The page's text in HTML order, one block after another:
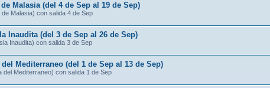
Malasia (del 4 de Sep al 19 de Sep)
Malasia) con salida 4 de Sep
Inaudita (del 3 de Sep al 26 de Sep)
Inaudita) con salida 3 de Sep
Mediterraneo (del 1 de Sep al 13 de Sep)
del Mediterraneo) con salida 1 de Sep